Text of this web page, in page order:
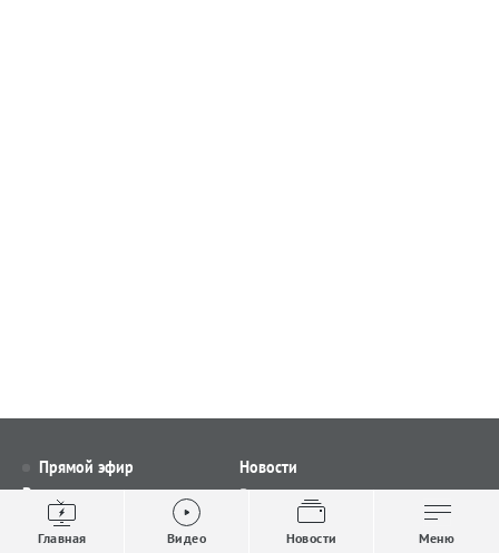
Прямой эфир
Видео
Выпуски новостей
Проекты
Новости
Все новости
Общество
Строительство и ЖКХ
Главная Видео Новости Меню